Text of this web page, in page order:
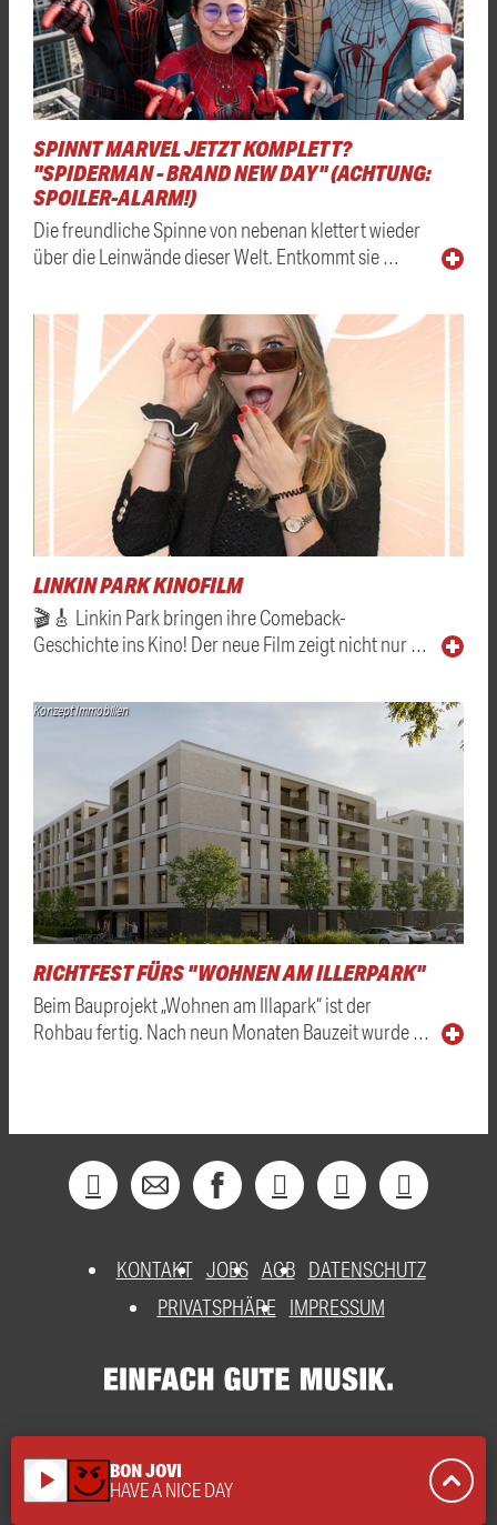
SPINNT MARVEL JETZT KOMPLETT?
"SPIDERMAN - BRAND NEW DAY" (ACHTUNG:
SPOILER-ALARM!)
Die freundliche Spinne von nebenan klettert wieder
über die Leinwände dieser Welt. Entkommt sie …
LINKIN PARK KINOFILM
🎬🎸 Linkin Park bringen ihre Comeback-
Geschichte ins Kino! Der neue Film zeigt nicht nur …
Konzept Immobilien
RICHTFEST FÜRS "WOHNEN AM ILLERPARK"
Beim Bauprojekt „Wohnen am Illapark“ ist der
Rohbau fertig. Nach neun Monaten Bauzeit wurde …
KONTAKT JOBS AGB DATENSCHUTZ
PRIVATSPHÄRE
IMPRESSUM
play_arrow BON JOVI
HAVE A NICE DAY